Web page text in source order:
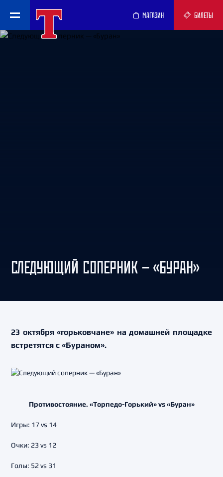
МАГАЗИН БИЛЕТЫ
СЛЕДУЮЩИЙ СОПЕРНИК — «БУРАН»
23 октября «горьковчане» на домашней площадке
встретятся с «Бураном».
Противостояние. «Торпедо-Горький» vs «Буран»
Игры: 17 vs 14
Очки: 23 vs 12
Голы: 52 vs 31